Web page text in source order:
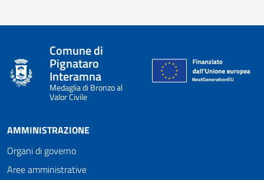
Comune di
Pignataro
Interamna
Medaglia di Bronzo al
Valor Civile
AMMINISTRAZIONE
Organi di governo
Aree amministrative